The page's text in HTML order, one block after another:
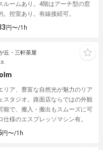
ルームあり。4階はアーチ型の窓
。控室あり。有線接続可。
円〜/1h
丘・三軒茶屋
リア、豊富な自然光が魅力のリア
スタジオ。路面店ならではの外観
能で、搬入・搬出もスムーズに可
仕様のエスプレッソマシン有。
円〜/1h